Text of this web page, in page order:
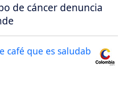
de cáncer denuncia